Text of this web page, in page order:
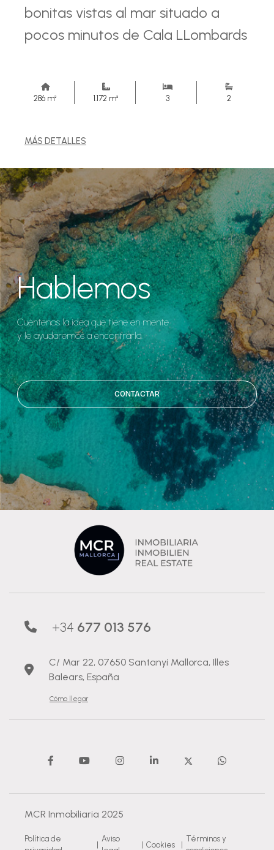
bonitas vistas al mar situado a
pocos minutos de Cala LLombards
286 m² 1.172 m² 3 2
MÁS DETALLES
Hablemos
Cuéntenos la idea que tiene en mente
y le ayudaremos a encontrarla.
CONTACTAR
+34 677 013 576
C/ Mar 22, 07650 Santanyí Mallorca, Illes
Balears, España
Cómo llegar
MCR Inmobiliaria 2025
Política de
|
Aviso
| Cookies |
Términos y